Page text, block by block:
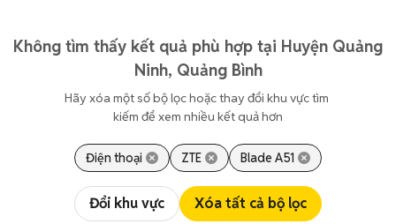
Không tìm thấy kết quả phù hợp tại Huyện Quảng
Ninh, Quảng Bình
Hãy xóa một số bộ lọc hoặc thay đổi khu vực tìm
kiếm để xem nhiều kết quả hơn
Điện thoại ZTE Blade A51
Đổi khu vực Xóa tất cả bộ lọc